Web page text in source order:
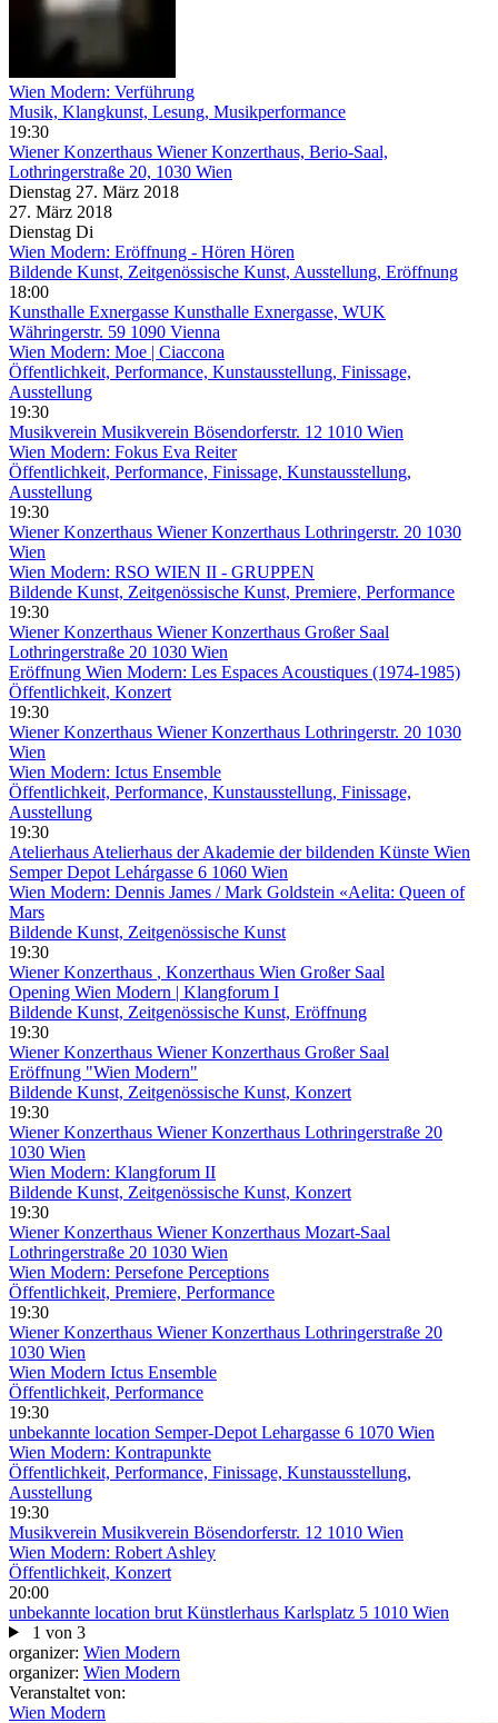
Wien Modern: Verführung
Musik, Klangkunst, Lesung, Musikperformance
19:30
Wiener Konzerthaus Wiener Konzerthaus, Berio-Saal,
Lothringerstraße 20, 1030 Wien
Dienstag 27. März 2018
27. März 2018
Dienstag Di
Wien Modern: Eröffnung - Hören Hören
Bildende Kunst, Zeitgenössische Kunst, Ausstellung, Eröffnung
18:00
Kunsthalle Exnergasse Kunsthalle Exnergasse, WUK
Währingerstr. 59 1090 Vienna
Wien Modern: Moe | Ciaccona
Öffentlichkeit, Performance, Kunstausstellung, Finissage,
Ausstellung
19:30
Musikverein Musikverein Bösendorferstr. 12 1010 Wien
Wien Modern: Fokus Eva Reiter
Öffentlichkeit, Performance, Finissage, Kunstausstellung,
Ausstellung
19:30
Wiener Konzerthaus Wiener Konzerthaus Lothringerstr. 20 1030
Wien
Wien Modern: RSO WIEN II - GRUPPEN
Bildende Kunst, Zeitgenössische Kunst, Premiere, Performance
19:30
Wiener Konzerthaus Wiener Konzerthaus Großer Saal
Lothringerstraße 20 1030 Wien
Eröffnung Wien Modern: Les Espaces Acoustiques (1974-1985)
Öffentlichkeit, Konzert
19:30
Wiener Konzerthaus Wiener Konzerthaus Lothringerstr. 20 1030
Wien
Wien Modern: Ictus Ensemble
Öffentlichkeit, Performance, Kunstausstellung, Finissage,
Ausstellung
19:30
Atelierhaus Atelierhaus der Akademie der bildenden Künste Wien
Semper Depot Lehárgasse 6 1060 Wien
Wien Modern: Dennis James / Mark Goldstein «Aelita: Queen of
Mars
Bildende Kunst, Zeitgenössische Kunst
19:30
Wiener Konzerthaus , Konzerthaus Wien Großer Saal
Opening Wien Modern | Klangforum I
Bildende Kunst, Zeitgenössische Kunst, Eröffnung
19:30
Wiener Konzerthaus Wiener Konzerthaus Großer Saal
Eröffnung "Wien Modern"
Bildende Kunst, Zeitgenössische Kunst, Konzert
19:30
Wiener Konzerthaus Wiener Konzerthaus Lothringerstraße 20
1030 Wien
Wien Modern: Klangforum II
Bildende Kunst, Zeitgenössische Kunst, Konzert
19:30
Wiener Konzerthaus Wiener Konzerthaus Mozart-Saal
Lothringerstraße 20 1030 Wien
Wien Modern: Persefone Perceptions
Öffentlichkeit, Premiere, Performance
19:30
Wiener Konzerthaus Wiener Konzerthaus Lothringerstraße 20
1030 Wien
Wien Modern Ictus Ensemble
Öffentlichkeit, Performance
19:30
unbekannte location Semper-Depot Lehargasse 6 1070 Wien
Wien Modern: Kontrapunkte
Öffentlichkeit, Performance, Finissage, Kunstausstellung,
Ausstellung
19:30
Musikverein Musikverein Bösendorferstr. 12 1010 Wien
Wien Modern: Robert Ashley
Öffentlichkeit, Konzert
20:00
unbekannte location brut Künstlerhaus Karlsplatz 5 1010 Wien
1 von 3
organizer: Wien Modern
organizer: Wien Modern
Veranstaltet von:
Wien Modern